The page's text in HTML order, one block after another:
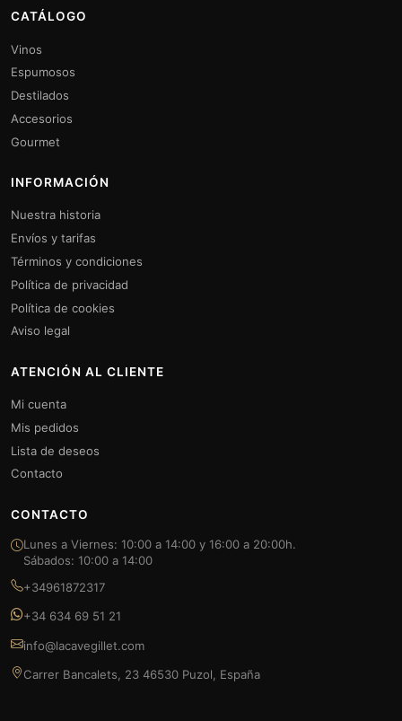
CATÁLOGO
Vinos
Espumosos
Destilados
Accesorios
Gourmet
INFORMACIÓN
Nuestra historia
Envíos y tarifas
Términos y condiciones
Política de privacidad
Política de cookies
Aviso legal
ATENCIÓN AL CLIENTE
Mi cuenta
Mis pedidos
Lista de deseos
Contacto
CONTACTO
Lunes a Viernes: 10:00 a 14:00 y 16:00 a 20:00h.
Sábados: 10:00 a 14:00
+34961872317
+34 634 69 51 21
info@lacavegillet.com
Carrer Bancalets, 23 46530 Puzol, España